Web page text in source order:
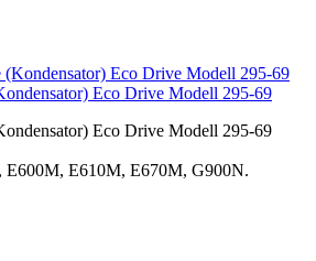
Eco Drive Modell 295-69
Eco Drive Modell 295-69
E600M, E610M, E670M, G900N.